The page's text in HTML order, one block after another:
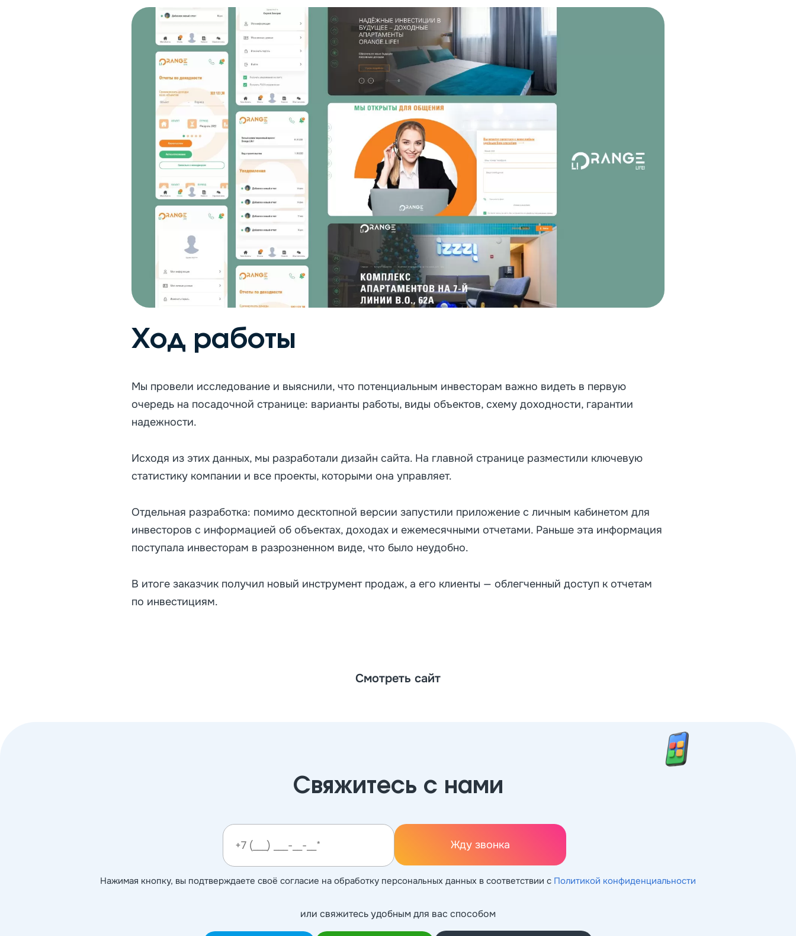
Ход работы
Мы провели исследование и выяснили, что потенциальным инвесторам важно видеть в первую
очередь на посадочной странице: варианты работы, виды объектов, схему доходности, гарантии
надежности.
Исходя из этих данных, мы разработали дизайн сайта. На главной странице разместили ключевую
статистику компании и все проекты, которыми она управляет.
Отдельная разработка: помимо десктопной версии запустили приложение с личным кабинетом для
инвесторов с информацией об объектах, доходах и ежемесячными отчетами. Раньше эта информация
поступала инвесторам в разрозненном виде, что было неудобно.
В итоге заказчик получил новый инструмент продаж, а его клиенты — облегченный доступ к отчетам
по инвестициям.
Смотреть сайт
Свяжитесь с нами
Жду звонка
Нажимая кнопку, вы подтверждаете своё согласие на обработку персональных данных в соответствии с Политикой конфиденциальности
или свяжитесь удобным для вас способом